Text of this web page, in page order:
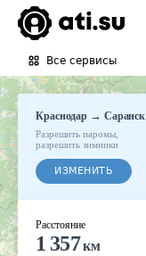
Все сервисы
Краснодар → Саранск
Разрешить паромы
разрешить зимники
ИЗМЕНИТЬ
Расстояние
1 357км